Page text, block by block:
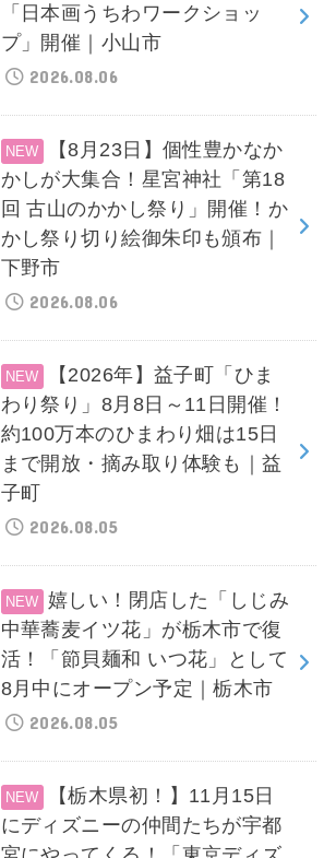
「日本画うちわワークショッ
プ」開催｜小山市
2026.08.06
【8月23日】個性豊かなか
かしが大集合！星宮神社「第18
回 古山のかかし祭り」開催！か
かし祭り切り絵御朱印も頒布｜
下野市
2026.08.06
【2026年】益子町「ひま
わり祭り」8月8日～11日開催！
約100万本のひまわり畑は15日
まで開放・摘み取り体験も｜益
子町
2026.08.05
嬉しい！閉店した「しじみ
中華蕎麦イツ花」が栃木市で復
活！「節貝麺和 いつ花」として
8月中にオープン予定｜栃木市
2026.08.05
【栃木県初！】11月15日
にディズニーの仲間たちが宇都